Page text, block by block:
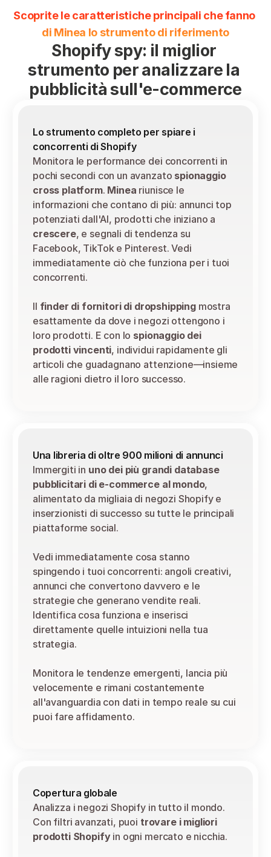
Scoprite le caratteristiche principali che fanno
di Minea lo strumento di riferimento
Shopify spy: il miglior
strumento per analizzare la
pubblicità sull'e-commerce
Lo strumento completo per spiare i
concorrenti di Shopify
Monitora le performance dei concorrenti in
pochi secondi con un avanzato spionaggio
cross platform. Minea riunisce le
informazioni che contano di più: annunci top
crescere, e segnali di tendenza su
Facebook, TikTok e Pinterest. Vedi
immediatamente ciò che funziona per i tuoi
concorrenti.
Il finder di fornitori di dropshipping mostra
esattamente da dove i negozi ottengono i
loro prodotti. E con lo spionaggio dei
prodotti vincenti, individui rapidamente gli
articoli che guadagnano attenzione—insieme
alle ragioni dietro il loro successo.
Una libreria di oltre 900 milioni di annunci
Immergiti in uno dei più grandi database
pubblicitari di e-commerce al mondo,
alimentato da migliaia di negozi Shopify e
inserzionisti di successo su tutte le principali
piattaforme social.
Vedi immediatamente cosa stanno
spingendo i tuoi concorrenti: angoli creativi,
annunci che convertono davvero e le
strategie che generano vendite reali.
Identifica cosa funziona e inserisci
direttamente quelle intuizioni nella tua
strategia.
Monitora le tendenze emergenti, lancia più
velocemente e rimani costantemente
all'avanguardia con dati in tempo reale su cui
puoi fare affidamento.
Copertura globale
Analizza i negozi Shopify in tutto il mondo.
Con filtri avanzati, puoi trovare i migliori
prodotti Shopify in ogni mercato e nicchia.